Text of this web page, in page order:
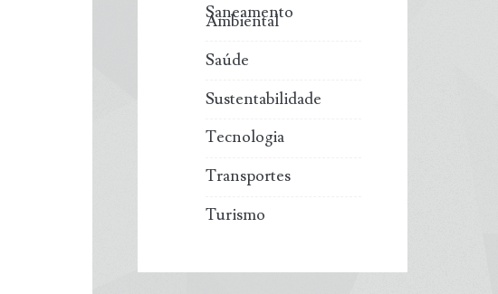
Saneamento
Ambiental
Saúde
Sustentabilidade
Tecnologia
Transportes
Turismo